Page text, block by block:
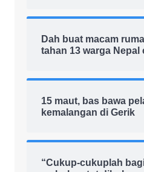
Dah buat macam
tahan 13 warga Nepal
15 maut, bas bawa
kemalangan di Gerik
“Cukup-cukuplah